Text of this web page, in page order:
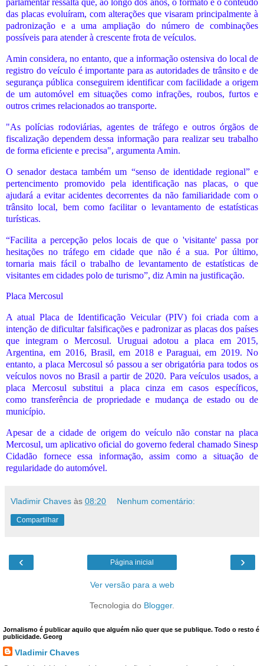
parlamentar ressalta que, ao longo dos anos, o formato e o conteúdo
das placas evoluíram, com alterações que visaram principalmente à
padronização e a uma ampliação do número de combinações
possíveis para atender à crescente frota de veículos.
Amin considera, no entanto, que a informação ostensiva do local de
registro do veículo é importante para as autoridades de trânsito e de
segurança pública conseguirem identificar com facilidade a origem
de um automóvel em situações como infrações, roubos, furtos e
outros crimes relacionados ao transporte.
"As polícias rodoviárias, agentes de tráfego e outros órgãos de
fiscalização dependem dessa informação para realizar seu trabalho
de forma eficiente e precisa", argumenta Amin.
O senador destaca também um “senso de identidade regional” e
pertencimento promovido pela identificação nas placas, o que
ajudará a evitar acidentes decorrentes da não familiaridade com o
trânsito local, bem como facilitar o levantamento de estatísticas
turísticas.
“Facilita a percepção pelos locais de que o 'visitante' passa por
hesitações no tráfego em cidade que não é a sua. Por último,
tornaria mais fácil o trabalho de levantamento de estatísticas de
visitantes em cidades polo de turismo”, diz Amin na justificação.
Placa Mercosul
A atual Placa de Identificação Veicular (PIV) foi criada com a
intenção de dificultar falsificações e padronizar as placas dos países
que integram o Mercosul. Uruguai adotou a placa em 2015,
Argentina, em 2016, Brasil, em 2018 e Paraguai, em 2019. No
entanto, a placa Mercosul só passou a ser obrigatória para todos os
veículos novos no Brasil a partir de 2020. Para veículos usados, a
placa Mercosul substitui a placa cinza em casos específicos,
como transferência de propriedade e mudança de estado ou de
município.
Apesar de a cidade de origem do veículo não constar na placa
Mercosul, um aplicativo oficial do governo federal chamado Sinesp
Cidadão fornece essa informação, assim como a situação de
regularidade do automóvel.
Vladimir Chaves às 08:20 Nenhum comentário:
Compartilhar
‹ ›
Página inicial
Ver versão para a web
Tecnologia do Blogger.
Jornalismo é publicar aquilo que alguém não quer que se publique. Todo o resto é
publicidade. Georg
Vladimir Chaves